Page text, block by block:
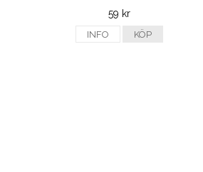
59 kr
INFO KÖP